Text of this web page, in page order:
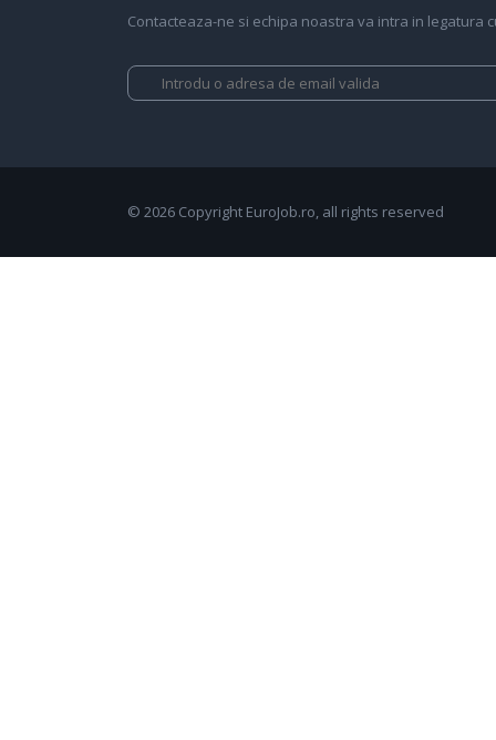
Contacteaza-ne si echipa noastra va intra in legatura
© 2026 Copyright EuroJob.ro, all rights reserved